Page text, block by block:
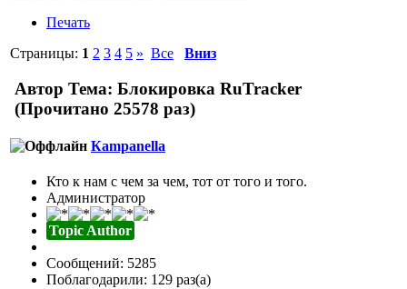
Печать
Страницы: 1 2 3 4 5 » Все Вниз
Автор Тема: Блокировка RuTracker
(Прочитано 25578 раз)
Кampanella
Кто к нам с чем за чем, тот от того и того.
Администратор
Topic Author
Сообщений: 5285
Поблагодарили: 129 раз(а)